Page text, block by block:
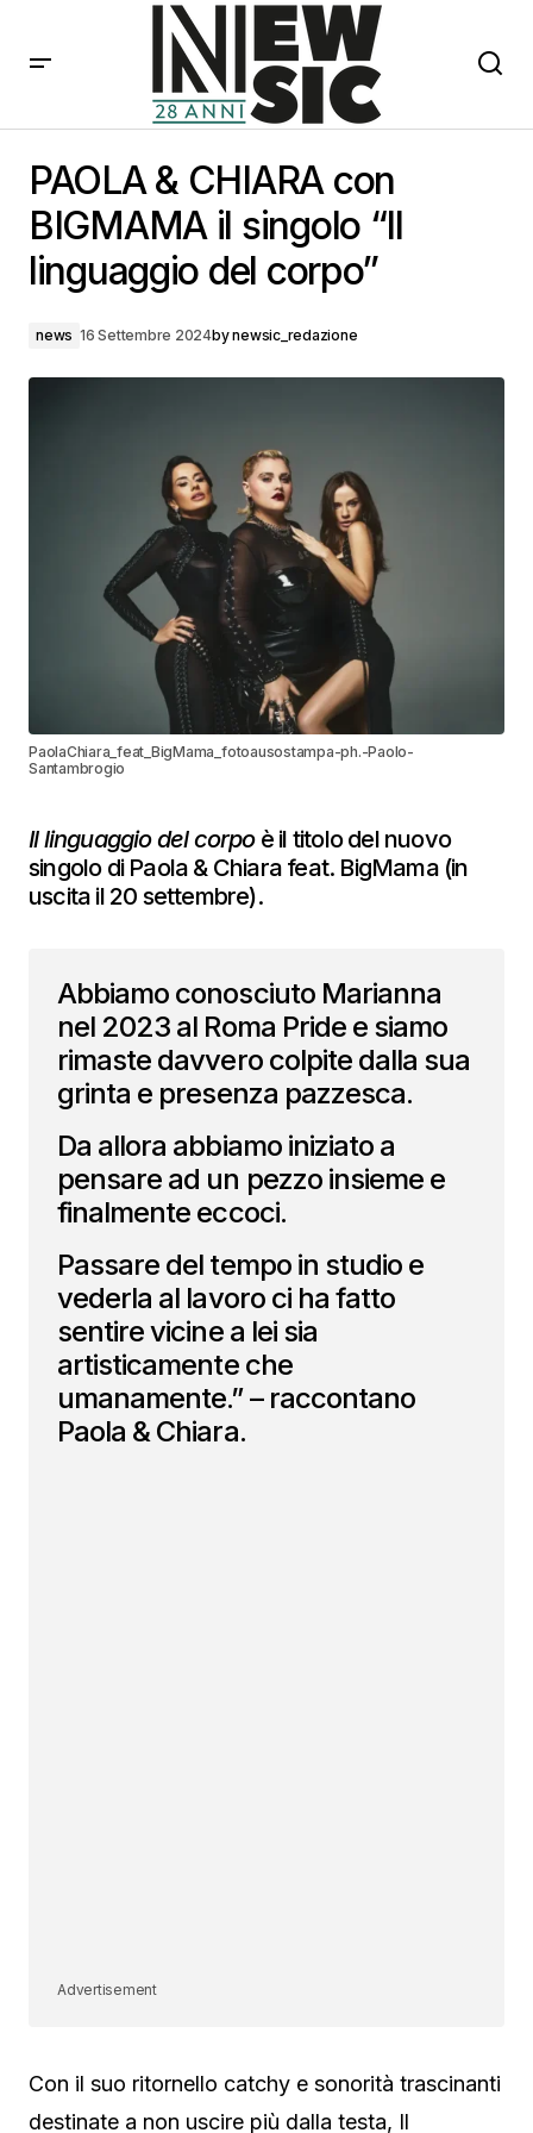
del corpo”
PAOLA & CHIARA con
BIGMAMA il singolo “Il
linguaggio del corpo”
news 16 Settembre 2024bynewsic_redazione
PaolaChiara_feat_BigMama_fotoausostampa-ph.-Paolo-
Santambrogio
Il linguaggio del corpo è il titolo del nuovo
singolo di Paola & Chiara feat. BigMama (in
uscita il 20 settembre).
Abbiamo conosciuto Marianna
nel 2023 al Roma Pride e siamo
rimaste davvero colpite dalla sua
grinta e presenza pazzesca.
Da allora abbiamo iniziato a
pensare ad un pezzo insieme e
finalmente eccoci.
Passare del tempo in studio e
vederla al lavoro ci ha fatto
sentire vicine a lei sia
artisticamente che
umanamente.” – raccontano
Paola & Chiara.
Advertisement
Con il suo ritornello catchy e sonorità trascinanti
destinate a non uscire più dalla testa, Il